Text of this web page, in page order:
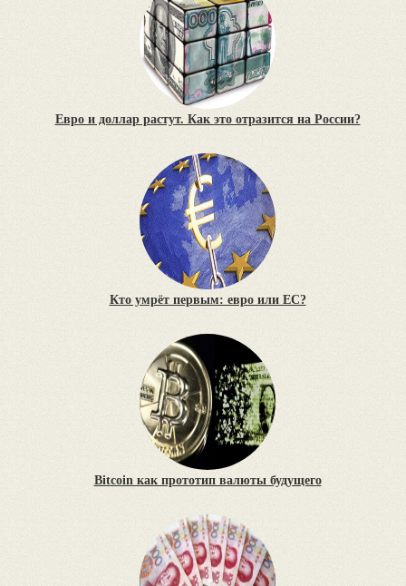
Евро и доллар растут. Как это отразится на России?
Кто умрёт первым: евро или ЕС?
Bitcoin как прототип валюты будущего